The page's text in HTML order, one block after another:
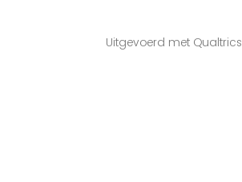
Uitgevoerd met Qualtrics